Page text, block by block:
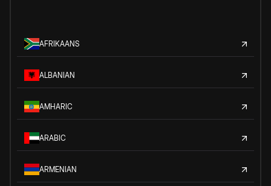
AFRIKAANS
ALBANIAN
AMHARIC
ARABIC
ARMENIAN